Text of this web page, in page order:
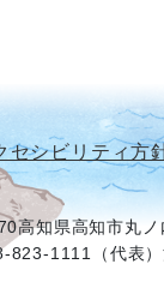
セシビリティ方
高知県高知市丸
823-1111（代表）